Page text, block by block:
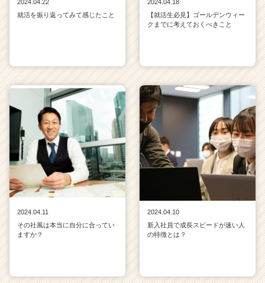
2024.04.22
就活を振り返ってみて感じたこと
2024.04.18
【就活生必見】ゴールデンウィー
クまでに考えておくべきこと
2024.04.11
その社風は本当に自分に合ってい
ますか？
2024.04.10
新入社員で成長スピードが速い人
の特徴とは？